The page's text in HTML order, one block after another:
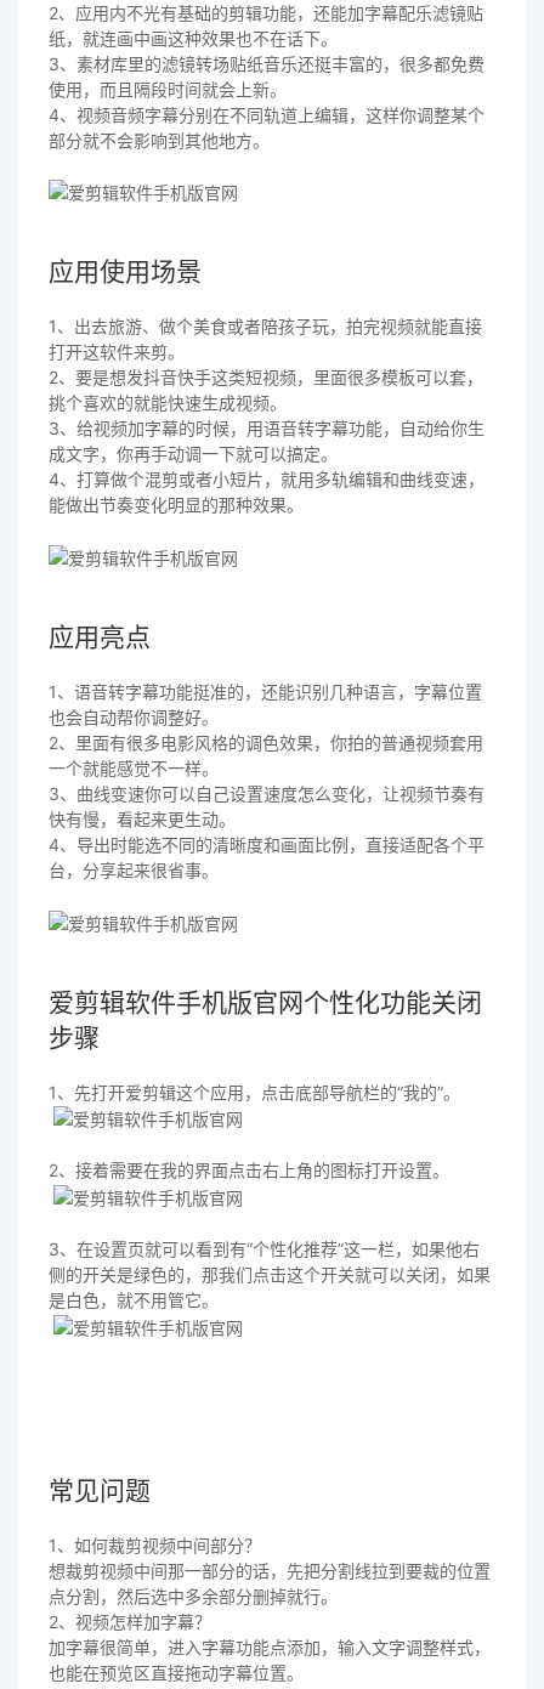
2、应用内不光有基础的剪辑功能，还能加字幕配乐滤镜贴
纸，就连画中画这种效果也不在话下。
3、素材库里的滤镜转场贴纸音乐还挺丰富的，很多都免费
使用，而且隔段时间就会上新。
4、视频音频字幕分别在不同轨道上编辑，这样你调整某个
部分就不会影响到其他地方。
应用使用场景
1、出去旅游、做个美食或者陪孩子玩，拍完视频就能直接
打开这软件来剪。
2、要是想发抖音快手这类短视频，里面很多模板可以套，
挑个喜欢的就能快速生成视频。
3、给视频加字幕的时候，用语音转字幕功能，自动给你生
成文字，你再手动调一下就可以搞定。
4、打算做个混剪或者小短片，就用多轨编辑和曲线变速，
能做出节奏变化明显的那种效果。
应用亮点
1、语音转字幕功能挺准的，还能识别几种语言，字幕位置
也会自动帮你调整好。
2、里面有很多电影风格的调色效果，你拍的普通视频套用
一个就能感觉不一样。
3、曲线变速你可以自己设置速度怎么变化，让视频节奏有
快有慢，看起来更生动。
4、导出时能选不同的清晰度和画面比例，直接适配各个平
台，分享起来很省事。
爱剪辑软件手机版官网个性化功能关闭
步骤
1、先打开爱剪辑这个应用，点击底部导航栏的“我的”。
2、接着需要在我的界面点击右上角的图标打开设置。
3、在设置页就可以看到有“个性化推荐”这一栏，如果他右
侧的开关是绿色的，那我们点击这个开关就可以关闭，如果
是白色，就不用管它。
常见问题
1、如何裁剪视频中间部分？
想裁剪视频中间那一部分的话，先把分割线拉到要裁的位置
点分割，然后选中多余部分删掉就行。
2、视频怎样加字幕？
加字幕很简单，进入字幕功能点添加，输入文字调整样式，
也能在预览区直接拖动字幕位置。